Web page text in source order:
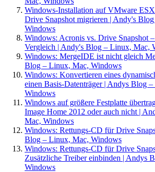
Windows-Installation auf VMware
Drive Snapshot migrieren | Andy's
Windows
Windows: Acronis vs. Drive Snapshot
Vergleich | Andy's Blog – Linux, Mac,
Windows: MergeIDE ist nicht gleich
Blog – Linux, Mac, Windows
Windows: Konvertieren eines
einen Basis-Datenträger | Andys Blog
Windows
Windows auf größere Festplatte
Image Home 2012 oder auch nicht |
Mac, Windows
Windows: Rettungs-CD für Drive
Blog – Linux, Mac, Windows
Windows: Rettungs-CD für Drive
Zusätzliche Treiber einbinden | Andys
Windows